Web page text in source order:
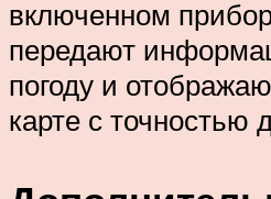
включенном
передают
погоду и
карте с точностью